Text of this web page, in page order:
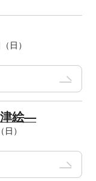
日）
津絵―
）